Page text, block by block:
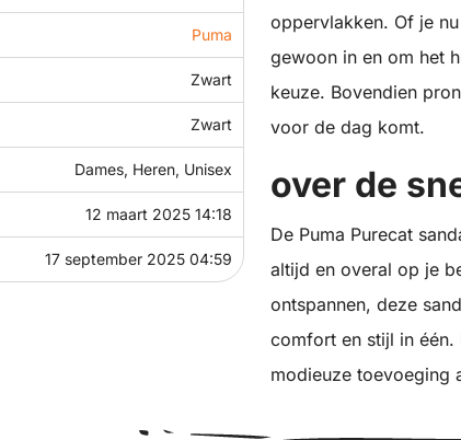
Puma
Zwart
Zwart
Dames, Heren, Unisex
12 maart 2025 14:18
17 september 2025 04:59
oppervlakken. Of je
gewoon in en om het
keuze. Bovendien
voor de dag komt.
over de
De Puma Purecat
altijd en overal op je
ontspannen, deze
comfort en stijl in één.
modieuze toevoeging